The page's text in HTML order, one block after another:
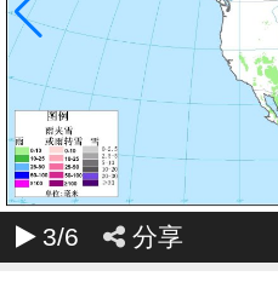
3/6 分享